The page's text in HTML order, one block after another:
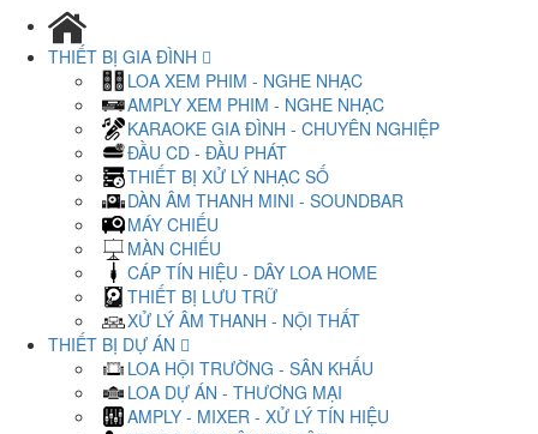
THIẾT BỊ GIA ĐÌNH
LOA XEM PHIM - NGHE NHẠC
AMPLY XEM PHIM - NGHE NHẠC
KARAOKE GIA ĐÌNH - CHUYÊN NGHIỆP
ĐẦU CD - ĐẦU PHÁT
THIẾT BỊ XỬ LÝ NHẠC SỐ
DÀN ÂM THANH MINI - SOUNDBAR
MÁY CHIẾU
MÀN CHIẾU
CÁP TÍN HIỆU - DÂY LOA HOME
THIẾT BỊ LƯU TRỮ
XỬ LÝ ÂM THANH - NỘI THẤT
THIẾT BỊ DỰ ÁN
LOA HỘI TRƯỜNG - SÂN KHẤU
LOA DỰ ÁN - THƯƠNG MẠI
AMPLY - MIXER - XỬ LÝ TÍN HIỆU